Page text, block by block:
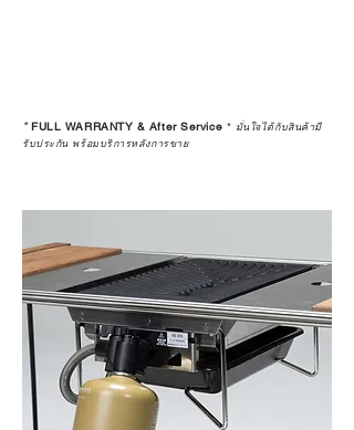
*FULL WARRANTY & After Service * มั่นใจได้กับสินค้ามี
รับประกัน พร้อมบริการหลังการขาย